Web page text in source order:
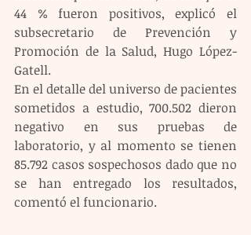
44 % fueron positivos, explicó el
subsecretario de Prevención y
Promoción de la Salud, Hugo López-
Gatell.
En el detalle del universo de pacientes
sometidos a estudio, 700.502 dieron
negativo en sus pruebas de
laboratorio, y al momento se tienen
85.792 casos sospechosos dado que no
se han entregado los resultados,
comentó el funcionario.